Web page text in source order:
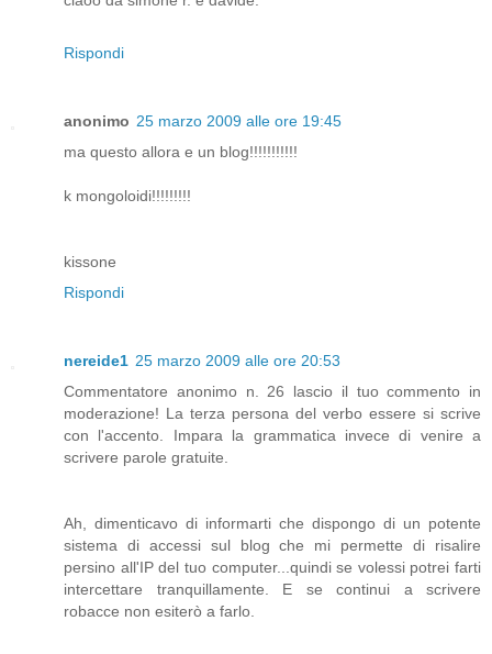
Rispondi
anonimo 25 marzo 2009 alle ore 19:45
ma questo allora e un blog!!!!!!!!!!!
k mongoloidi!!!!!!!!!
kissone
Rispondi
nereide1 25 marzo 2009 alle ore 20:53
Commentatore anonimo n. 26 lascio il tuo commento in
moderazione! La terza persona del verbo essere si scrive
con l'accento. Impara la grammatica invece di venire a
scrivere parole gratuite.
Ah, dimenticavo di informarti che dispongo di un potente
sistema di accessi sul blog che mi permette di risalire
persino all'IP del tuo computer...quindi se volessi potrei farti
intercettare tranquillamente. E se continui a scrivere
robacce non esiterò a farlo.